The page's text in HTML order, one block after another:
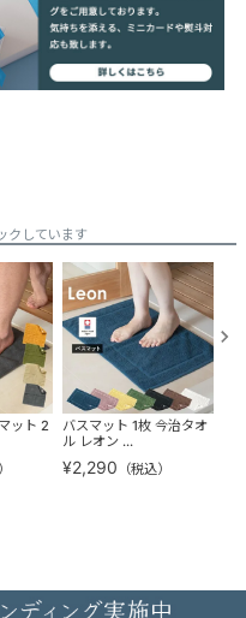
クしています
ット 2
バスマット 1枚 今治タオ
ル レオン ...
¥2,290 （税込）